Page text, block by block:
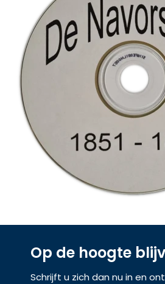
Op de hoogte
Schrijft u zich dan nu in en